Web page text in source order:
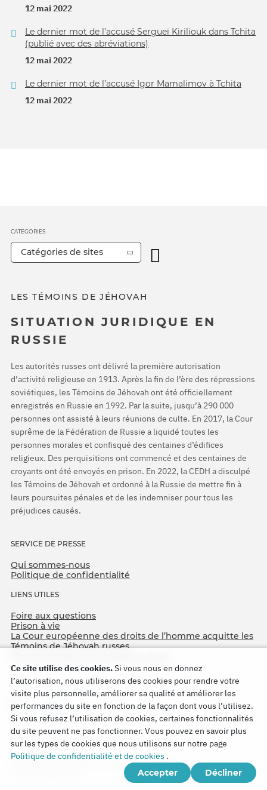
12 mai 2022
Le dernier mot de l’accusé Sergueï Kiriliouk dans Tchita
(publié avec des abréviations)
12 mai 2022
Le dernier mot de l’accusé Igor Mamalimov à Tchita
12 mai 2022
LES TÉMOINS DE JÉHOVAH
SITUATION JURIDIQUE EN
RUSSIE
Les autorités russes ont délivré la première autorisation
d’activité religieuse en 1913. Après la fin de l’ère des répressions
soviétiques, les Témoins de Jéhovah ont été officiellement
enregistrés en Russie en 1992. Par la suite, jusqu’à 290 000
personnes ont assisté à leurs réunions de culte. En 2017, la Cour
suprême de la Fédération de Russie a liquidé toutes les
personnes morales et confisqué des centaines d’édifices
religieux. Des perquisitions ont commencé et des centaines de
croyants ont été envoyés en prison. En 2022, la CEDH a disculpé
les Témoins de Jéhovah et ordonné à la Russie de mettre fin à
leurs poursuites pénales et de les indemniser pour tous les
préjudices causés.
SERVICE DE PRESSE
Qui sommes-nous
Politique de confidentialité
LIENS UTILES
Foire aux questions
Prison à vie
La Cour européenne des droits de l’homme acquitte les
Témoins de Jéhovah russes
CATÉGORIES
Catégories de sites
Copyright © 2026
Watch Tower Bible and Tract Society of Korea.
Ce site utilise des cookies.Si vous nous en donnez
l’autorisation, nous utiliserons des cookies pour rendre votre
visite plus personnelle, améliorer sa qualité et améliorer les
performances du site en fonction de la façon dont vous l’utilisez.
Si vous refusez l’utilisation de cookies, certaines fonctionnalités
du site peuvent ne pas fonctionner. Vous pouvez en savoir plus
sur les types de cookies que nous utilisons sur notre page
Politique de confidentialité et de cookies .
Accepter
Décliner